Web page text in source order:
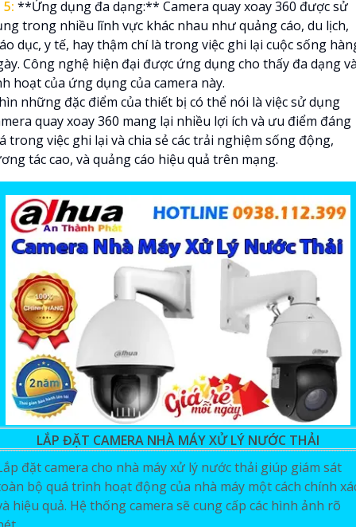
5: **Ứng dụng đa dạng:** Camera quay xoay 360 được sử
trong nhiều lĩnh vực khác nhau như quảng cáo, du lịch,
dục, y tế, hay thậm chí là trong việc ghi lại cuộc sống
Công nghệ hiện đại được ứng dụng cho thấy đa dạng
hoạt của ứng dụng của camera này.
những đặc điểm của thiết bị có thể nói là việc sử dụng
quay xoay 360 mang lại nhiều lợi ích và ưu điểm đáng
trong việc ghi lại và chia sẻ các trải nghiệm sống động,
tác cao, và quảng cáo hiệu quả trên mạng.
LẮP ĐẶT CAMERA NHÀ MÁY XỬ LÝ NƯỚC THẢI
đặt camera cho nhà máy xử lý nước thải giúp giám sát
bộ quá trình hoạt động của nhà máy một cách chính
hiệu quả. Hệ thống camera sẽ cung cấp các hình ảnh rõ